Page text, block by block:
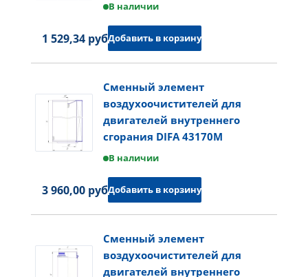
В наличии
1 529,34 руб.Добавить в корзину
Сменный элемент
воздухоочистителей для
двигателей внутреннего
сгорания DIFA 43170M
В наличии
3 960,00 руб.Добавить в корзину
Сменный элемент
воздухоочистителей для
двигателей внутреннего